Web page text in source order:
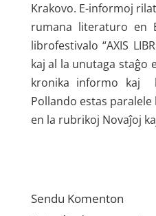
Krakovo. E-informoj
rumana literaturo en
librofestivalo “AXIS
kaj al la unutaga staĝo
kronika informo kaj
Pollando estas
en la rubrikoj Novaĵoj
Sendu Komenton